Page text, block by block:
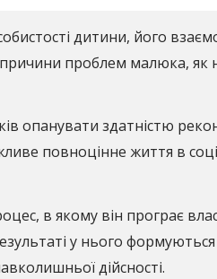
дитини, його
проблем малюка, як
опанувати здатністю
повноцінне життя в
в якому він програє
у нього
дійсності.